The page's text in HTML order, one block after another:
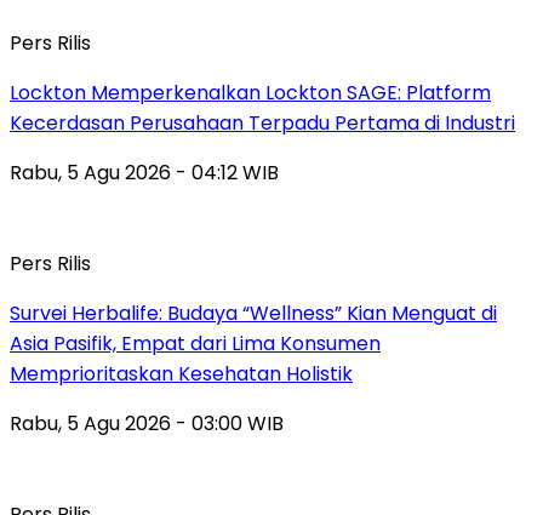
Pers Rilis
Lockton Memperkenalkan Lockton SAGE: Platform
Kecerdasan Perusahaan Terpadu Pertama di Industri
Rabu, 5 Agu 2026 - 04:12 WIB
Pers Rilis
Survei Herbalife: Budaya “Wellness” Kian Menguat di
Asia Pasifik, Empat dari Lima Konsumen
Memprioritaskan Kesehatan Holistik
Rabu, 5 Agu 2026 - 03:00 WIB